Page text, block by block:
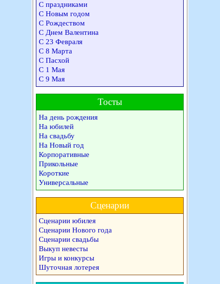
С праздниками
С Новым годом
С Рождеством
С Днем Валентина
С 23 Февраля
С 8 Марта
С Пасхой
С 1 Мая
С 9 Мая
Тосты
На день рождения
На юбилей
На свадьбу
На Новый год
Корпоративные
Прикольные
Короткие
Универсальные
Сценарии
Сценарии юбилея
Сценарии Нового года
Сценарии свадьбы
Выкуп невесты
Игры и конкурсы
Шуточная лотерея